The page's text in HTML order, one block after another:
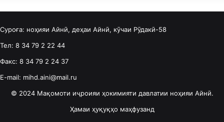
c
e
o
k
u
T
e
s
t
r
a
l
e
a
m
Суроға: ноҳияи Айнӣ, деҳаи Айнӣ, кӯчаи Рӯдакӣ-58
Тел: 8 34 79 2 22 44
Факс: 8 34 79 2 24 37
E-mail: mihd.aini@mail.ru
© 2024 Мақомоти иҷроияи ҳокимияти давлатии ноҳияи Айнӣ.
Ҳамаи ҳуқуқҳо маҳфузанд